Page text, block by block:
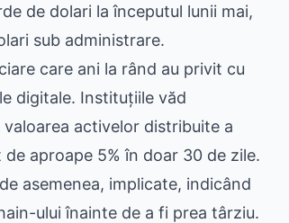
de dolari la începutul lunii mai,
sub administrare.
care ani la rând au privit cu
digitale. Instituțiile văd
activelor distribuite a
aproape 5% în doar 30 de zile.
asemenea, implicate, indicând
ului înainte de a fi prea târziu.